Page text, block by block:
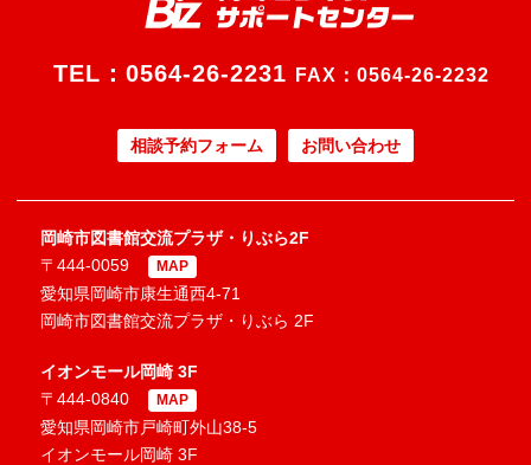
TEL： 0564-26-2231 FAX：0564-26-2232
相談予約フォーム お問い合わせ
岡崎市図書館交流プラザ・りぶら2F
〒444-0059
MAP
愛知県岡崎市康生通西4-71
岡崎市図書館交流プラザ・りぶら 2F
イオンモール岡崎 3F
〒444-0840
MAP
愛知県岡崎市戸崎町外山38-5
イオンモール岡崎 3F